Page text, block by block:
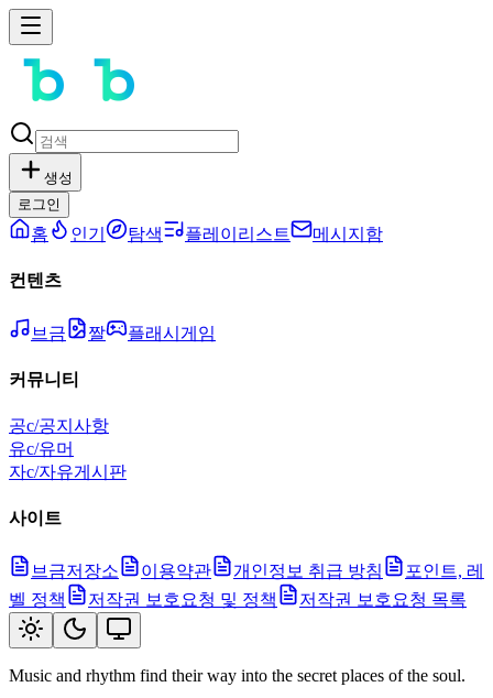
생성
로그인
홈 인기 탐색 플레이리스트 메시지함
컨텐츠
브금 짤 플래시게임
커뮤니티
공c/공지사항
유c/유머
자c/자유게시판
사이트
브금저장소 이용약관 개인정보 취급 방침
포인트, 레
벨 정책
저작권 보호요청 및 정책 저작권 보호요청 목록
Music and rhythm find their way into the secret places of the soul.